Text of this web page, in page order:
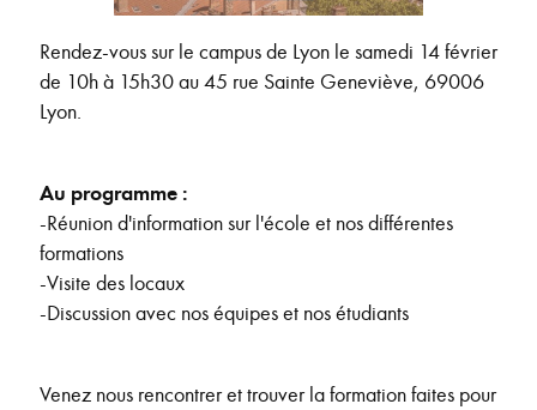
Rendez-vous sur le campus de Lyon le samedi 14 février
de 10h à 15h30 au 45 rue Sainte Geneviève, 69006
Lyon.
Au programme :
-Réunion d'information sur l'école et nos différentes
formations
-Visite des locaux
-Discussion avec nos équipes et nos étudiants
Venez nous rencontrer et trouver la formation faites pour